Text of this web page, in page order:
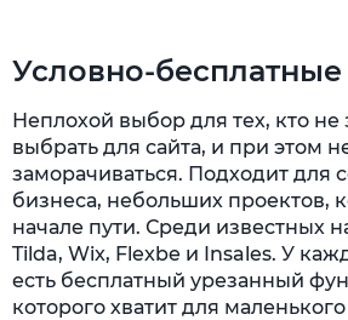
Условно-бесплатные
Неплохой выбор для тех, кто не
выбрать для сайта, и при этом
заморачиваться. Подходит для
бизнеса, небольших проектов,
начале пути. Среди известных
Tilda, Wix, Flexbe и Insales. У
есть бесплатный урезанный
которого хватит для